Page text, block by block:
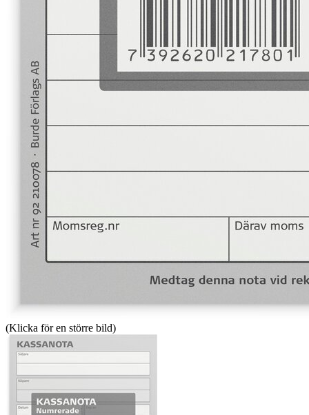
(Klicka för en större bild)